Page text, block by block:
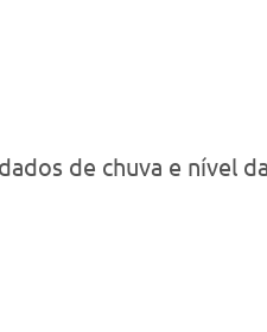
de chuva e nível